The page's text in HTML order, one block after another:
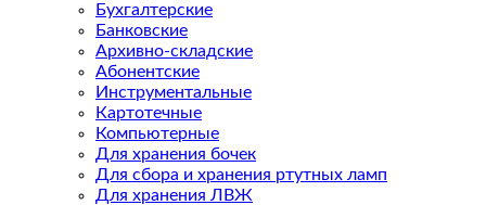
Бухгалтерские
Банковские
Архивно-складские
Абонентские
Инструментальные
Картотечные
Компьютерные
Для хранения бочек
Для сбора и хранения ртутных ламп
Для хранения ЛВЖ